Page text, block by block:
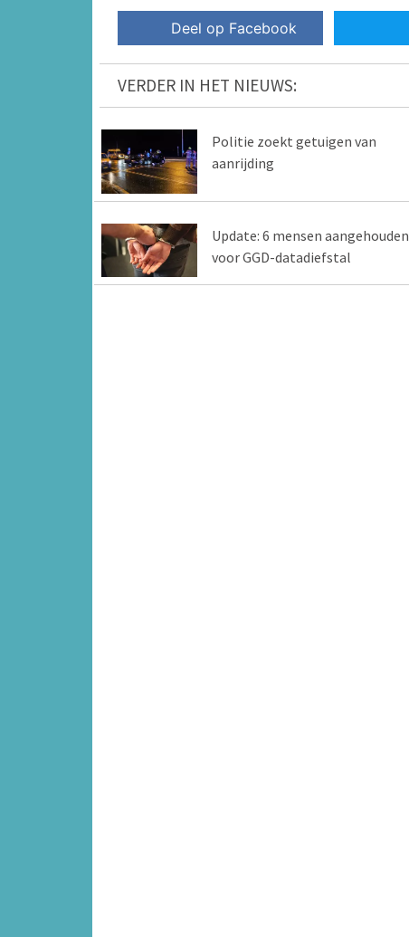
Deel op Facebook
VERDER IN HET NIEUWS:
Politie zoekt getuigen van
aanrijding
Update: 6 mensen aangehouden
voor GGD-datadiefstal